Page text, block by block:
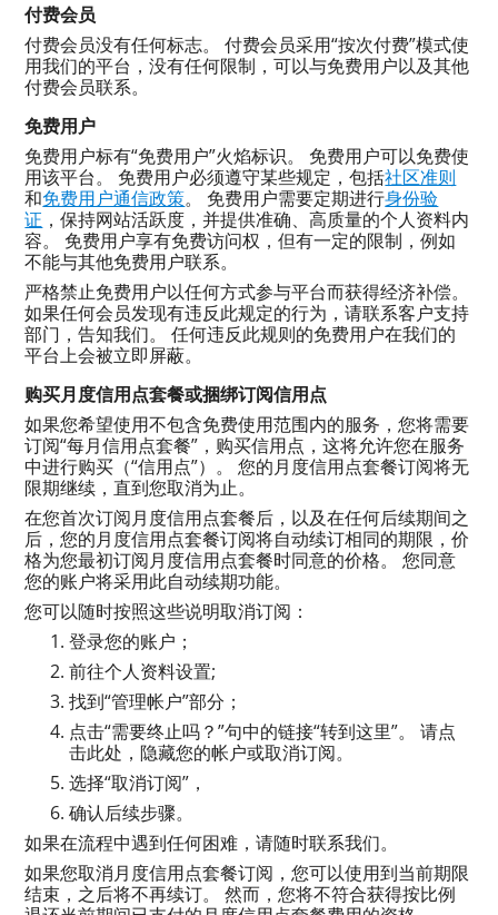
付费会员
付费会员没有任何标志。 付费会员采用“按次付费”模式使
用我们的平台，没有任何限制，可以与免费用户以及其他
付费会员联系。
免费用户
免费用户标有“免费用户”火焰标识。 免费用户可以免费使
用该平台。 免费用户必须遵守某些规定，包括社区准则
和免费用户通信政策。 免费用户需要定期进行身份验
证 ，保持网站活跃度，并提供准确、高质量的个人资料内
容。 免费用户享有免费访问权，但有一定的限制，例如
不能与其他免费用户联系。
严格禁止免费用户以任何方式参与平台而获得经济补偿。
如果任何会员发现有违反此规定的行为，请联系客户支持
部门，告知我们。 任何违反此规则的免费用户在我们的
平台上会被立即屏蔽。
购买月度信用点套餐或捆绑订阅信用点
如果您希望使用不包含免费使用范围内的服务，您将需要
订阅“每月信用点套餐”，购买信用点，这将允许您在服务
中进行购买（“信用点”）。 您的月度信用点套餐订阅将无
限期继续，直到您取消为止。
在您首次订阅月度信用点套餐后，以及在任何后续期间之
后，您的月度信用点套餐订阅将自动续订相同的期限，价
格为您最初订阅月度信用点套餐时同意的价格。 您同意
您的账户将采用此自动续期功能。
您可以随时按照这些说明取消订阅：
登录您的账户；
前往个人资料设置;
找到“管理帐户”部分；
点击“需要终止吗？”句中的链接“转到这里”。 请点
击此处，隐藏您的帐户或取消订阅。
选择“取消订阅”，
确认后续步骤。
如果在流程中遇到任何困难，请随时联系我们。
如果您取消月度信用点套餐订阅，您可以使用到当前期限
结束，之后将不再续订。 然而，您将不符合获得按比例